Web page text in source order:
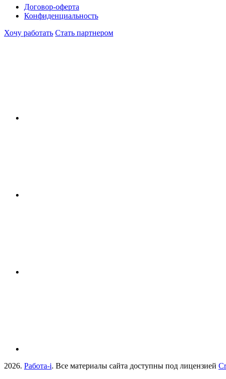
Договор-оферта
Конфиденциальность
Хочу работать Стать партнером
2026. Работа-i. Все материалы сайта доступны под лицензией